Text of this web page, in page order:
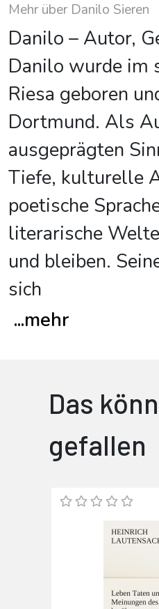
Mehr über Danilo Sieren
Danilo – Autor,
Danilo wurde im
Riesa geboren
Dortmund. Als
ausgeprägten
Tiefe, kulturelle
poetische
literarische
und bleiben.
sich
...mehr
Das
gefallen